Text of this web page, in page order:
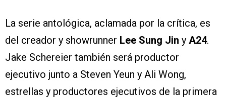
La serie antológica, aclamada por la crítica, es
del creador y showrunner Lee Sung Jin y A24.
Jake Schereier también será productor
ejecutivo junto a Steven Yeun y Ali Wong,
estrellas y productores ejecutivos de la primera